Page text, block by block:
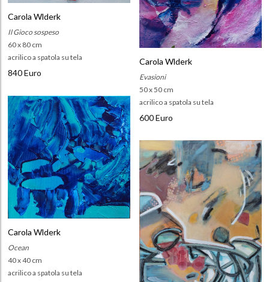
Carola Wlderk
Il Gioco sospeso
60 x 80 cm
acrilico a spatola su tela
840 Euro
Carola Wlderk
Evasioni
50 x 50 cm
acrilico a spatola su tela
600 Euro
Carola Wlderk
Ocean
40 x 40 cm
acrilico a spatola su tela